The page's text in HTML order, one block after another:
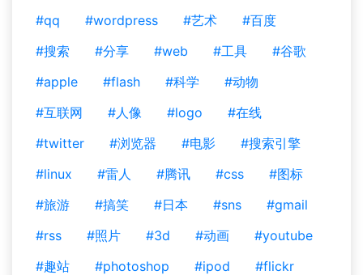
#qq
#wordpress #艺术
#百度
#搜索
#分享 #web #工具
#谷歌
#apple
#flash #科学
#动物
#互联网
#人像 #logo
#在线
#twitter
#浏览器 #电影
#搜索引擎
#linux
#雷人 #腾讯 #css
#图标
#旅游
#搞笑 #日本 #sns
#gmail
#rss
#照片 #3d #动画
#youtube
#趣站
#photoshop #ipod
#flickr